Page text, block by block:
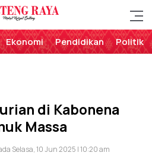
Raya
Rakyat Sulteng
Ekonomi Pendidikan Politik
di Kabonena
Massa
Selasa, 10 Jun 2025 | 10:20 am